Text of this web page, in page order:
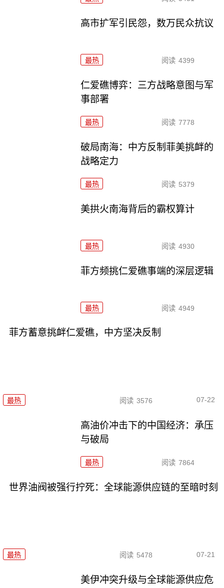
高市扩军引民怨，数万民众抗议
最热 阅读 4399
仁爱礁博弈：三方战略意图与军
事部署
最热 阅读 7778
破局南海：中方反制菲美挑衅的
战略定力
最热 阅读 5379
美拱火南海背后的霸权算计
最热 阅读 4930
菲方频挑仁爱礁事端的深层逻辑
最热 阅读 4949
菲方蓄意挑衅仁爱礁，中方坚决反制
最热 阅读 3576 07-22
高油价冲击下的中国经济：承压
与破局
最热 阅读 7864
世界油阀被强行拧死：全球能源供应链的至暗时刻
最热 阅读 5478 07-21
美伊冲突升级与全球能源供应危